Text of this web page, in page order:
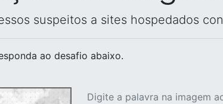
suspeitos a sites hospedados
ao desafio abaixo.
Digite a palavra na imagem